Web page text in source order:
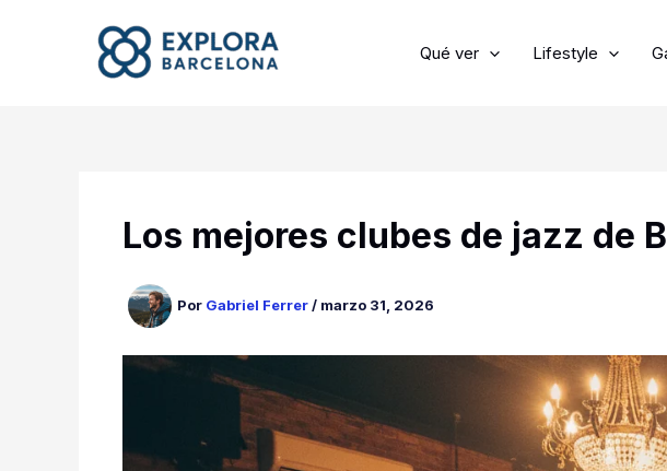
Qué ver Lifestyle
Los mejores clubes de jazz de
Por Gabriel Ferrer/ marzo 31, 2026